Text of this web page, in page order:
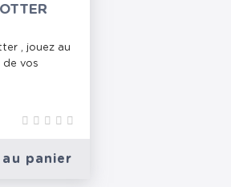
, jouez au
de vos
panier